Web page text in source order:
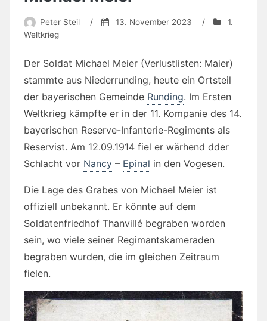
Peter Steil / 13. November 2023 /
1.
Weltkrieg
Der Soldat Michael Meier (Verlustlisten: Maier)
stammte aus Niederrunding, heute ein Ortsteil
der bayerischen Gemeinde Runding. Im Ersten
Weltkrieg kämpfte er in der 11. Kompanie des 14.
bayerischen Reserve-Infanterie-Regiments als
Reservist. Am 12.09.1914 fiel er wärhend dder
Schlacht vor Nancy – Epinal in den Vogesen.
Die Lage des Grabes von Michael Meier ist
offiziell unbekannt. Er könnte auf dem
Soldatenfriedhof Thanvillé begraben worden
sein, wo viele seiner Regimantskameraden
begraben wurden, die im gleichen Zeitraum
fielen.